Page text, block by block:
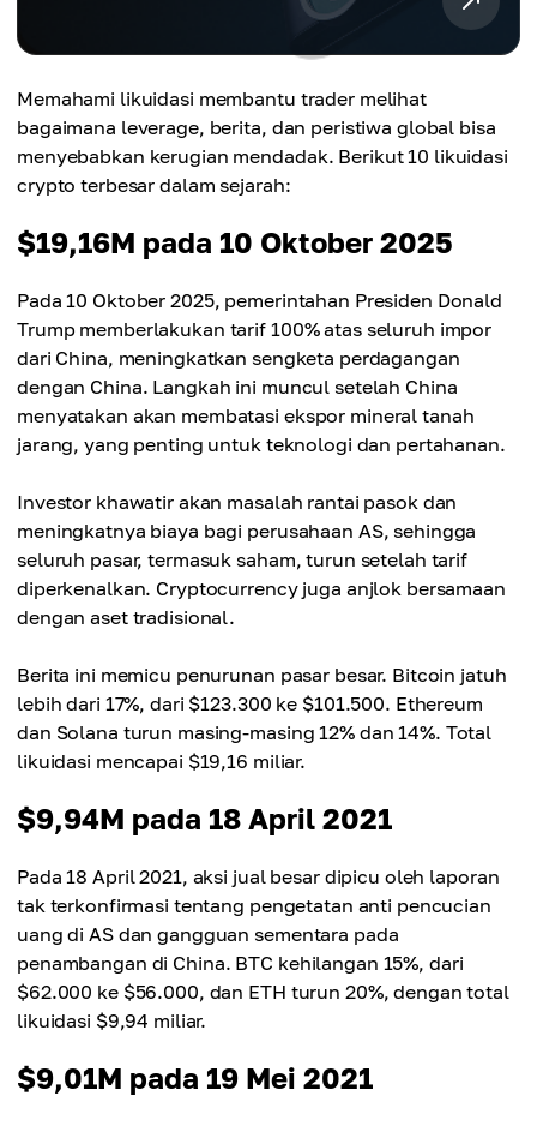
Memahami likuidasi membantu trader melihat
bagaimana leverage, berita, dan peristiwa global bisa
menyebabkan kerugian mendadak. Berikut 10 likuidasi
crypto terbesar dalam sejarah:
$19,16M pada 10 Oktober 2025
Pada 10 Oktober 2025, pemerintahan Presiden Donald
Trump memberlakukan tarif 100% atas seluruh impor
dari China, meningkatkan sengketa perdagangan
dengan China. Langkah ini muncul setelah China
menyatakan akan membatasi ekspor mineral tanah
jarang, yang penting untuk teknologi dan pertahanan.
Investor khawatir akan masalah rantai pasok dan
meningkatnya biaya bagi perusahaan AS, sehingga
seluruh pasar, termasuk saham, turun setelah tarif
diperkenalkan. Cryptocurrency juga anjlok bersamaan
dengan aset tradisional.
Berita ini memicu penurunan pasar besar. Bitcoin jatuh
lebih dari 17%, dari $123.300 ke $101.500. Ethereum
dan Solana turun masing-masing 12% dan 14%. Total
likuidasi mencapai $19,16 miliar.
$9,94M pada 18 April 2021
Pada 18 April 2021, aksi jual besar dipicu oleh laporan
tak terkonfirmasi tentang pengetatan anti pencucian
uang di AS dan gangguan sementara pada
penambangan di China. BTC kehilangan 15%, dari
$62.000 ke $56.000, dan ETH turun 20%, dengan total
likuidasi $9,94 miliar.
$9,01M pada 19 Mei 2021